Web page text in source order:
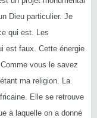
Dieu particulier. Je
qui est. Les
est faux. Cette énergie
vous le savez
ma religion. La
Elle se retrouve
à laquelle on a donné